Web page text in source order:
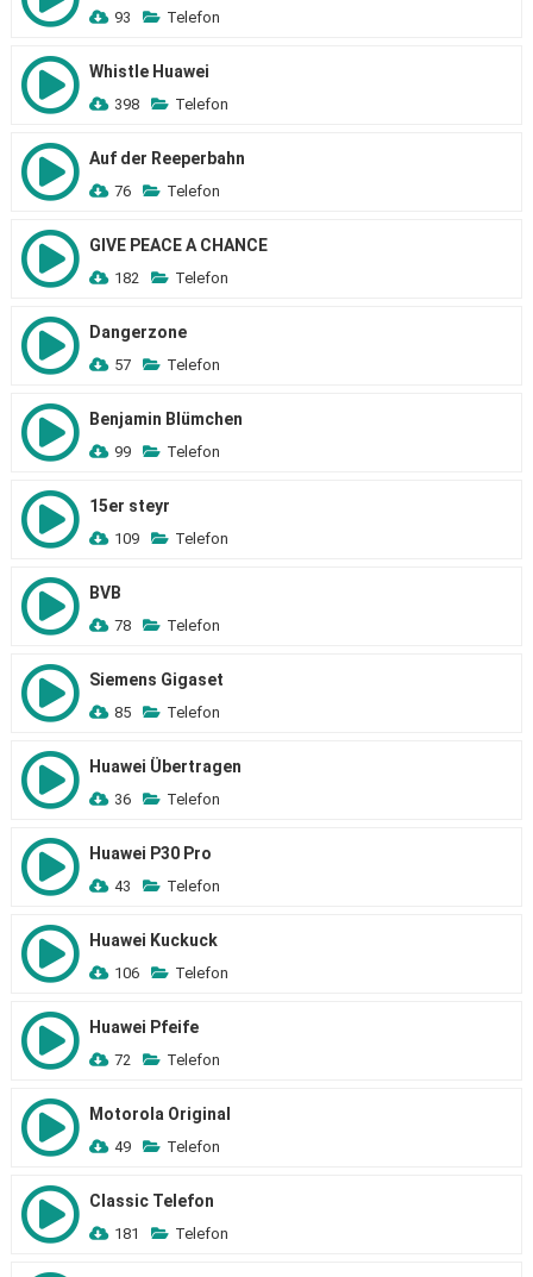
93 Telefon
Whistle Huawei
398 Telefon
Auf der Reeperbahn
76 Telefon
GIVE PEACE A CHANCE
182 Telefon
Dangerzone
57 Telefon
Benjamin Blümchen
99 Telefon
15er steyr
109 Telefon
BVB
78 Telefon
Siemens Gigaset
85 Telefon
Huawei Übertragen
36 Telefon
Huawei P30 Pro
43 Telefon
Huawei Kuckuck
106 Telefon
Huawei Pfeife
72 Telefon
Motorola Original
49 Telefon
Classic Telefon
181 Telefon